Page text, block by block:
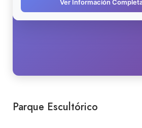
Parque Escultórico